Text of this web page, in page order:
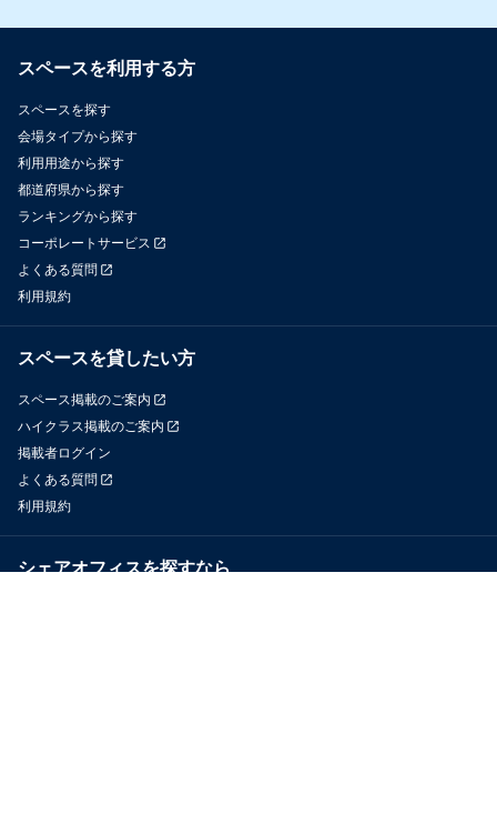
スペースを利用する方
スペースを探す
会場タイプから探す
利用用途から探す
都道府県から探す
ランキングから探す
コーポレートサービス
よくある質問
利用規約
スペースを貸したい方
スペース掲載のご案内
ハイクラス掲載のご案内
掲載者ログイン
よくある質問
利用規約
シェアオフィスを探すなら